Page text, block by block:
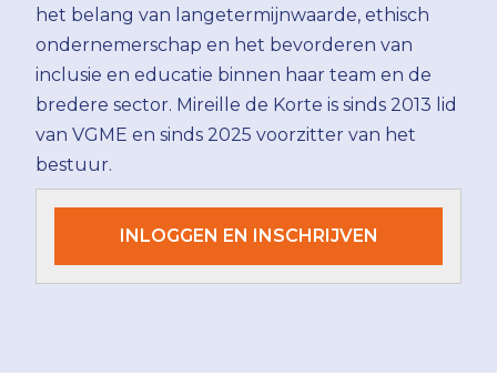
het belang van langetermijnwaarde, ethisch
ondernemerschap en het bevorderen van
inclusie en educatie binnen haar team en de
bredere sector. Mireille de Korte is sinds 2013 lid
van VGME en sinds 2025 voorzitter van het
bestuur.
INLOGGEN EN INSCHRIJVEN